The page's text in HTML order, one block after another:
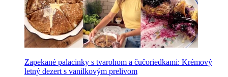
Zapekané palacinky s tvarohom a čučoriedkami: Krémový
letný dezert s vanilkovým prelivom